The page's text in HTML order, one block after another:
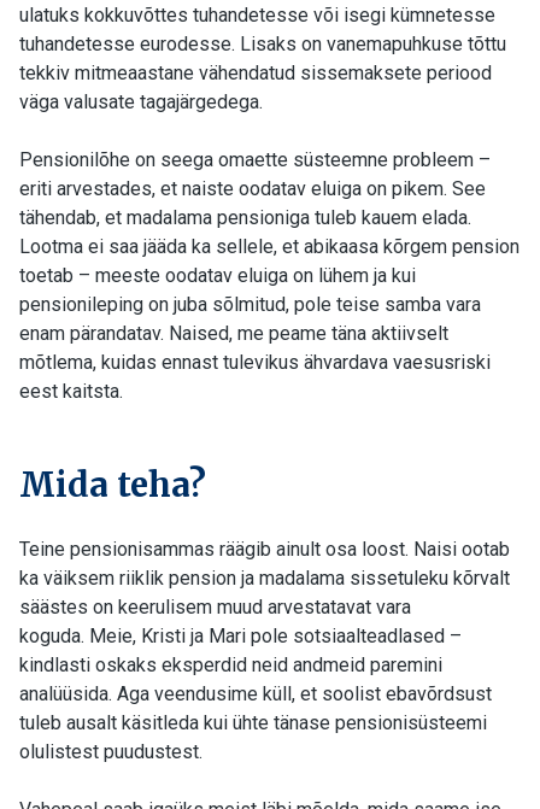
ulatuks kokkuvõttes tuhandetesse või isegi kümnetesse
tuhandetesse eurodesse. Lisaks on vanemapuhkuse tõttu
tekkiv mitmeaastane vähendatud sissemaksete periood
väga valusate tagajärgedega.
Pensionilõhe on seega omaette süsteemne probleem –
eriti arvestades, et naiste oodatav eluiga on pikem. See
tähendab, et madalama pensioniga tuleb kauem elada.
Lootma ei saa jääda ka sellele, et abikaasa kõrgem pension
toetab – meeste oodatav eluiga on lühem ja kui
pensionileping on juba sõlmitud, pole teise samba vara
enam pärandatav. Naised, me peame täna aktiivselt
mõtlema, kuidas ennast tulevikus ähvardava vaesusriski
eest kaitsta.
Mida teha?
Teine pensionisammas räägib ainult osa loost. Naisi ootab
ka väiksem riiklik pension ja madalama sissetuleku kõrvalt
säästes on keerulisem muud arvestatavat vara
koguda. Meie, Kristi ja Mari pole sotsiaalteadlased –
kindlasti oskaks eksperdid neid andmeid paremini
analüüsida. Aga veendusime küll, et soolist ebavõrdsust
tuleb ausalt käsitleda kui ühte tänase pensionisüsteemi
olulistest puudustest.